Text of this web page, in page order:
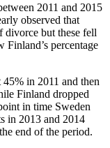
2011 and 2015
observed that
divorce but these fell
Finland’s percentage
45% in 2011 and then
Finland dropped
in time Sweden
in 2013 and 2014
end of the period.